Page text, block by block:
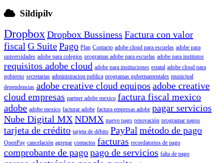
Sildipilv
DropboxDropbox Bussiness Factura con valor
fiscal G SuitePago Plan Contacto adobe cloud para escuelas adobe para
universidades adobe para colegios programas adobe para escuelas adobe para institutos
requisitos adobe cloud adobe para instituciones estatal adobe cloud para
gobierno secretarias administracion publica programas gubernamentales municipal
dependencias adobe creative cloud equipos adobe creative
cloud empresas partner adobe mexico factura fiscal mexico
adobe adobe mexico facturar adobe factura empresas adobe pagar servicios
Nube Digital MXNDMX nuevo pago renovación programar pagos
tarjeta de crédito tarjeta de débito PayPal método de pago
OpenPay cancelación agregar contactos facturas recordatorios de pago
comprobante de pagopago de servicios falta de pago